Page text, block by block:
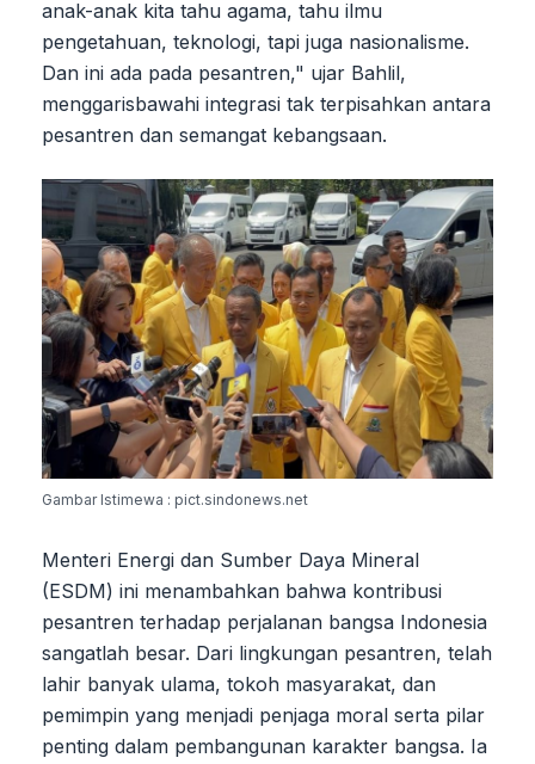
anak-anak kita tahu agama, tahu ilmu
pengetahuan, teknologi, tapi juga nasionalisme.
Dan ini ada pada pesantren," ujar Bahlil,
menggarisbawahi integrasi tak terpisahkan antara
pesantren dan semangat kebangsaan.
Gambar Istimewa : pict.sindonews.net
Menteri Energi dan Sumber Daya Mineral
(ESDM) ini menambahkan bahwa kontribusi
pesantren terhadap perjalanan bangsa Indonesia
sangatlah besar. Dari lingkungan pesantren, telah
lahir banyak ulama, tokoh masyarakat, dan
pemimpin yang menjadi penjaga moral serta pilar
penting dalam pembangunan karakter bangsa. Ia